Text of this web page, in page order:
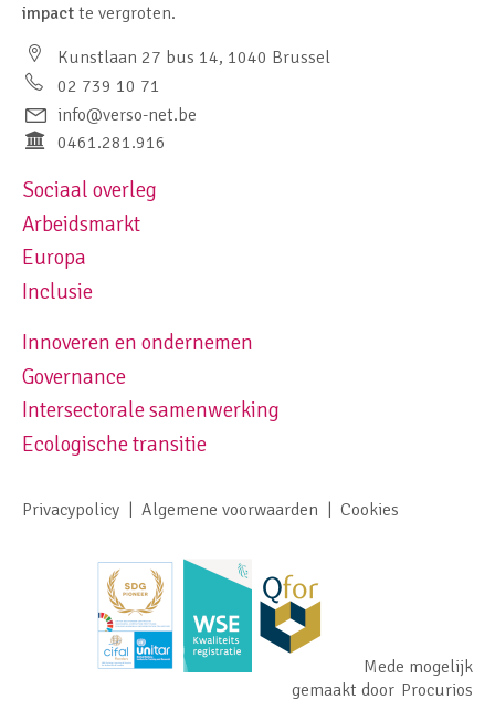
impact te vergroten.
Kunstlaan 27 bus 14, 1040 Brussel
02 739 10 71
info@verso-net.be
0461.281.916
Footer navigation left
Sociaal overleg
Arbeidsmarkt
Europa
Inclusie
Footer navigation right
Innoveren en ondernemen
Governance
Intersectorale samenwerking
Ecologische transitie
Footer meta navigation
Privacypolicy Algemene voorwaarden Cookies
Mede mogelijk
gemaakt door Procurios